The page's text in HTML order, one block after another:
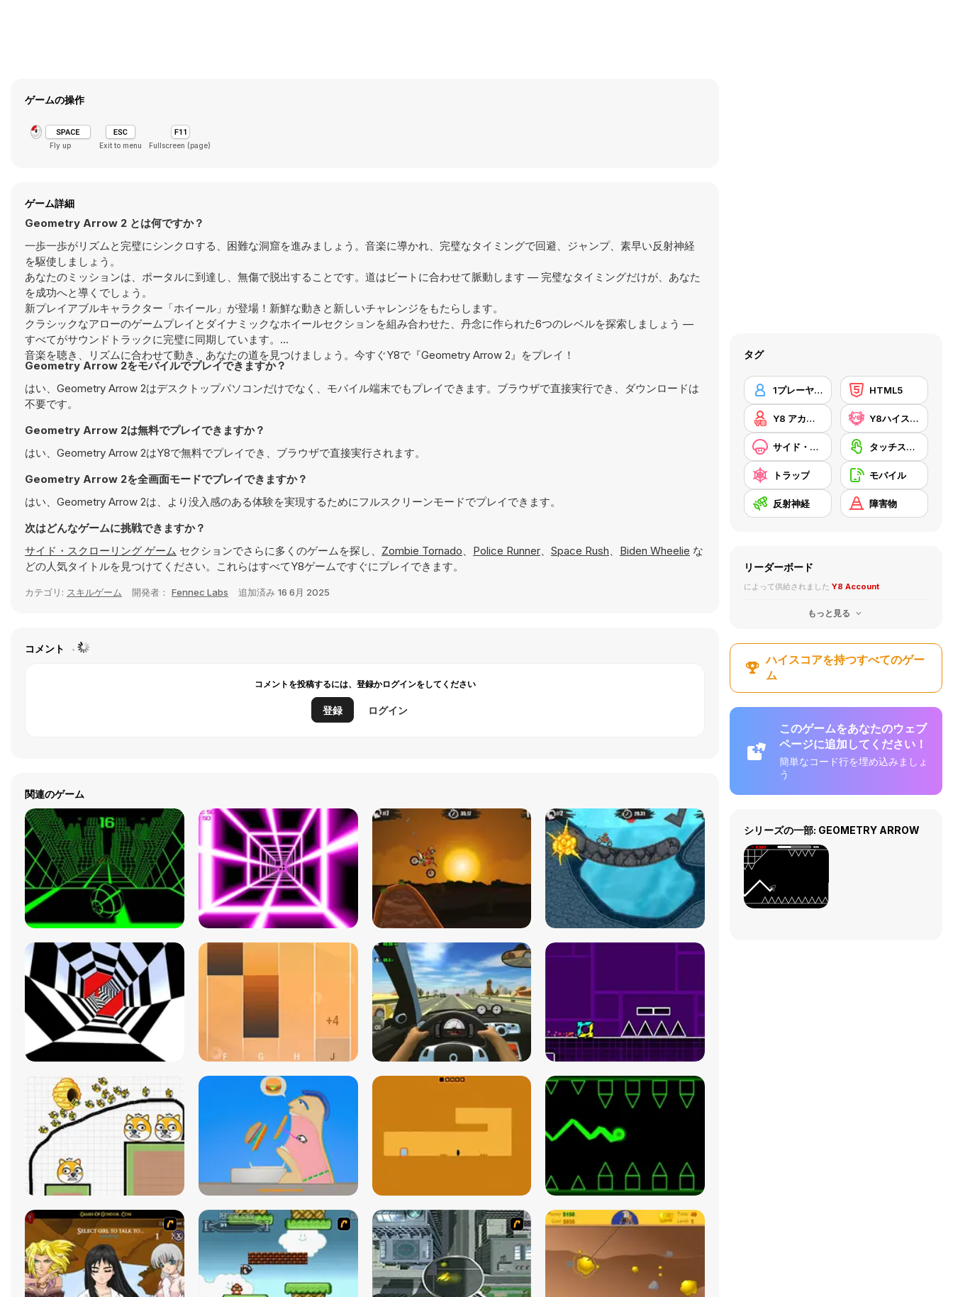
ゲームの操作
Fly up Exit to menu Fullscreen (page)
ゲーム詳細
Geometry Arrow 2 とは何ですか？
一歩一歩がリズムと完璧にシンクロする、困難な洞窟を進みましょう。音楽に導かれ、完璧なタイミングで回避、ジャンプ、素早い反射神経
を駆使しましょう。
あなたのミッションは、ポータルに到達し、無傷で脱出することです。道はビートに合わせて脈動します — 完璧なタイミングだけが、あなた
を成功へと導くでしょう。
新プレイアブルキャラクター「ホイール」が登場！新鮮な動きと新しいチャレンジをもたらします。
クラシックなアローのゲームプレイとダイナミックなホイールセクションを組み合わせた、丹念に作られた6つのレベルを探索しましょう —
すべてがサウンドトラックに完璧に同期しています。
音楽を聴き、リズムに合わせて動き、あなたの道を見つけましょう。今すぐY8で『Geometry Arrow 2』をプレイ！
Geometry Arrow 2をモバイルでプレイできますか？
はい、Geometry Arrow 2はデスクトップパソコンだけでなく、モバイル端末でもプレイできます。ブラウザで直接実行でき、ダウンロードは
不要です。
Geometry Arrow 2は無料でプレイできますか？
はい、Geometry Arrow 2はY8で無料でプレイでき、ブラウザで直接実行されます。
Geometry Arrow 2を全画面モードでプレイできますか？
はい、Geometry Arrow 2は、より没入感のある体験を実現するためにフルスクリーンモードでプレイできます。
次はどんなゲームに挑戦できますか？
サイド・スクローリング ゲーム セクションでさらに多くのゲームを探し、 Zombie Tornado、 Police Runner、 Space Rush、 Biden Wheelie な
どの人気タイトルを見つけてください。これらはすべてY8ゲームですぐにプレイできます。
カテゴリ: スキルゲーム 開発者： Fennec Labs 追加済み 16 6月 2025
コメント
コメントを投稿するには、登録かログインをしてください
登録 ログイン
関連のゲーム
タグ
1プレーヤー HTML5
Y8 アカウント Y8ハイスコア
サイド・スクローリング タッチスクリーン
トラップ モバイル
反射神経 障害物
リーダーボード
によって供給されました Y8 Account
もっと見る
ハイスコアを持つすべてのゲー
ム
このゲームをあなたのウェブ
ページに追加してください！
簡単なコード行を埋め込みましょ
う
シリーズの一部: GEOMETRY ARROW